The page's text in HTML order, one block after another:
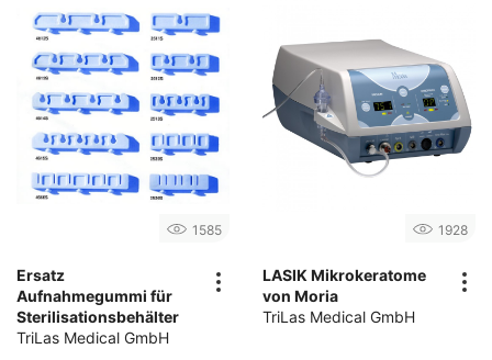
1585
Ersatz
Aufnahmegummi für
Sterilisationsbehälter
TriLas Medical GmbH
1928
LASIK Mikrokeratome
von Moria
TriLas Medical GmbH